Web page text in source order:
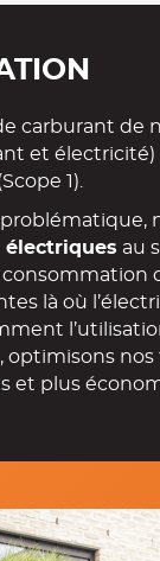
et
1).
électriquesau
là où
optimisons
et plus